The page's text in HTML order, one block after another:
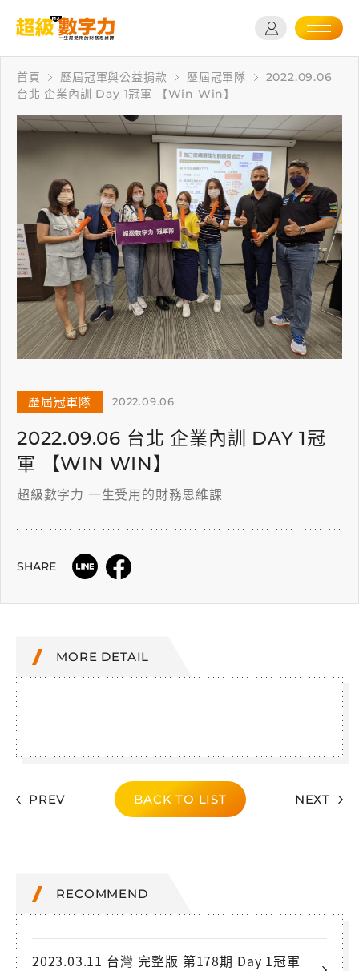
首頁 歷屆冠軍與公益捐款 歷屆冠軍隊
2022.09.06
台北 企業內訓 Day 1冠軍 【Win Win】
歷屆冠軍隊 2022.09.06
2022.09.06 台北 企業內訓 DAY 1冠
軍 【WIN WIN】
超級數字力 一生受用的財務思維課
SHARE
MORE DETAIL
PREV BACK TO LIST NEXT
RECOMMEND
2023.03.11 台灣 完整版 第178期 Day 1冠軍